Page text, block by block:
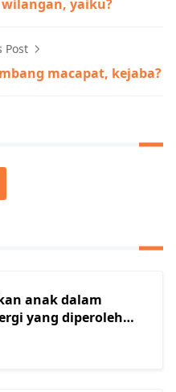
yaiku?
Post
macapat, kejaba?
anak dalam
yang diperoleh